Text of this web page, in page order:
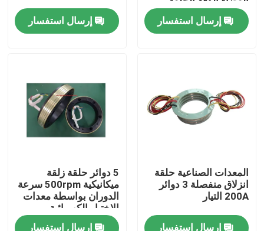
منزل
إتصال
حلقة زلة موصلة
المنزلقة
إرسال استفسار إرسال استفسار
المعدات الصناعية حلقة
انزلاق منفصلة 3 دوائر
200A التيار
إرسال استفسار
5 دوائر حلقة زلقة
ميكانيكية 500rpm سرعة
الدوران بواسطة معدات
الاختبار الكهربائية
إرسال استفسار